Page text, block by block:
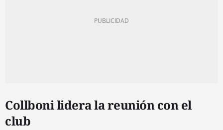
Collboni lidera la reunión con el
club